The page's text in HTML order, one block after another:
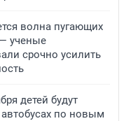
волна пугающих
ученые
срочно усилить
детей будут
по новым